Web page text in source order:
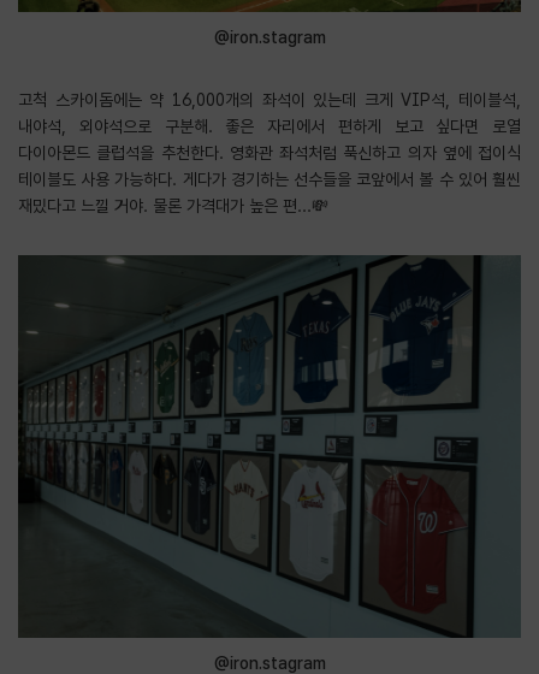
@iron.stagram
고척 스카이돔에는 약 16,000개의 좌석이 있는데 크게 VIP석, 테이블석,
내야석, 외야석으로 구분해. 좋은 자리에서 편하게 보고 싶다면 로열
다이아몬드 클럽석을 추천한다. 영화관 좌석처럼 푹신하고 의자 옆에 접이식
테이블도 사용 가능하다. 게다가 경기하는 선수들을 코앞에서 볼 수 있어 훨씬
재밌다고 느낄 거야. 물론 가격대가 높은 편...💸
@iron.stagram